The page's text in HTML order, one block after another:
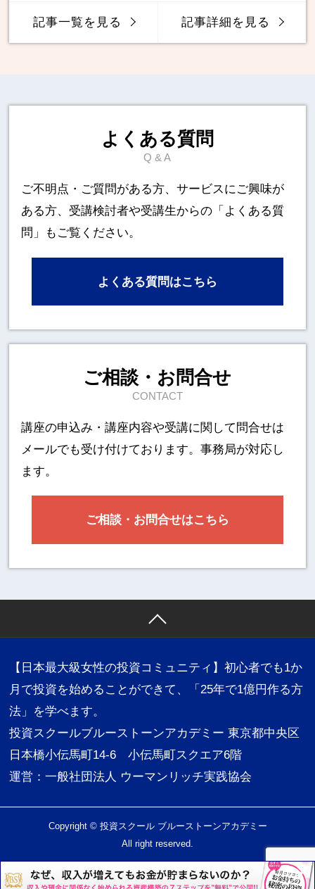
記事一覧を見る 記事詳細を見る
よくある質問
Q & A
ご不明点・ご質問がある方、サービスにご興味が
ある方、 受講検討者や受講生からの「よくある質
問」もご覧ください。
よくある質問はこちら
ご相談・お問合せ
CONTACT
講座の申込み・講座内容や受講に関して 問合せは
メールでも受け付けております。事務局が対応し
ます。
ご相談・お問合せはこちら
【日本最大級女性の投資コミュニティ】初心者でも1か
月で投資を始めることができて、「25年で1億円作る方
法」を学べます。
投資スクールブルーストーンアカデミー 東京都中央区
日本橋小伝馬町14-6 小伝馬町スクエア6階
運営：一般社団法人 ウーマンリッチ実践協会
Copyright © 投資スクール ブルーストーンアカデミー
All right reserved.